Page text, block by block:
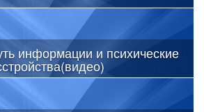
информации и психические